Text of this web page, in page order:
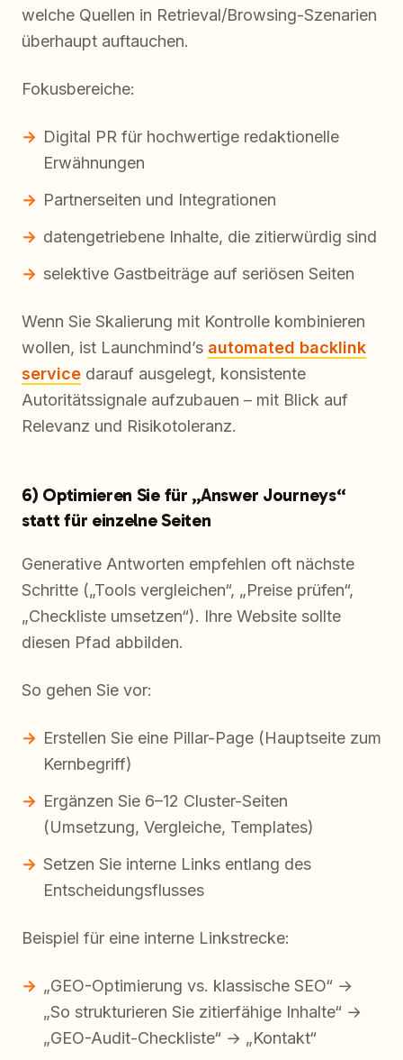
welche Quellen in Retrieval/Browsing-Szenarien
überhaupt auftauchen.
Fokusbereiche:
Digital PR für hochwertige redaktionelle
Erwähnungen
Partnerseiten und Integrationen
datengetriebene Inhalte, die zitierwürdig sind
selektive Gastbeiträge auf seriösen Seiten
Wenn Sie Skalierung mit Kontrolle kombinieren
wollen, ist Launchmind’s automated backlink
service darauf ausgelegt, konsistente
Autoritätssignale aufzubauen – mit Blick auf
Relevanz und Risikotoleranz.
6) Optimieren Sie für „Answer Journeys“
statt für einzelne Seiten
Generative Antworten empfehlen oft nächste
Schritte („Tools vergleichen“, „Preise prüfen“,
„Checkliste umsetzen“). Ihre Website sollte
diesen Pfad abbilden.
So gehen Sie vor:
Erstellen Sie eine Pillar-Page (Hauptseite zum
Kernbegriff)
Ergänzen Sie 6–12 Cluster-Seiten
(Umsetzung, Vergleiche, Templates)
Setzen Sie interne Links entlang des
Entscheidungsflusses
Beispiel für eine interne Linkstrecke:
„GEO-Optimierung vs. klassische SEO“ →
„So strukturieren Sie zitierfähige Inhalte“ →
„GEO-Audit-Checkliste“ → „Kontakt“